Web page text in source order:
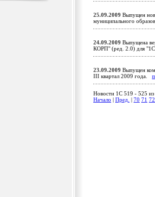
25.09.2009 Выпущен
муниципального
24.09.2009 Выпущена
КОРП" (ред. 2.0) для
23.09.2009 Выпущен
III квартал 2009 года.
Новости 1C 519 - 525
Начало
Пред. 70 71 72